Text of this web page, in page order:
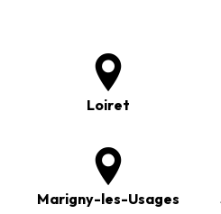
Loiret
Marigny-les-Usages